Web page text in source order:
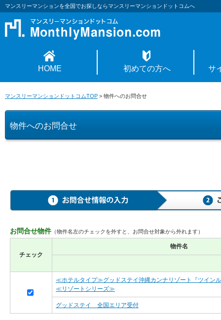
マンスリーマンションを全国でお探しならマンスリーマンションドットコムへ
HOME 初めての方へ サ
マンスリーマンションドットコムTOP > 物件へのお問合せ
物件へのお問合せ
お問合せ物件 （物件名左のチェックを外すと、お問合せ対象から外れます）
チェック
物件名
≪ホテルタイプ≫グッドステイ沖縄カンナリゾート『ツイン
≪リゾートシリーズ≫
グッドステイ 全国エリア受付